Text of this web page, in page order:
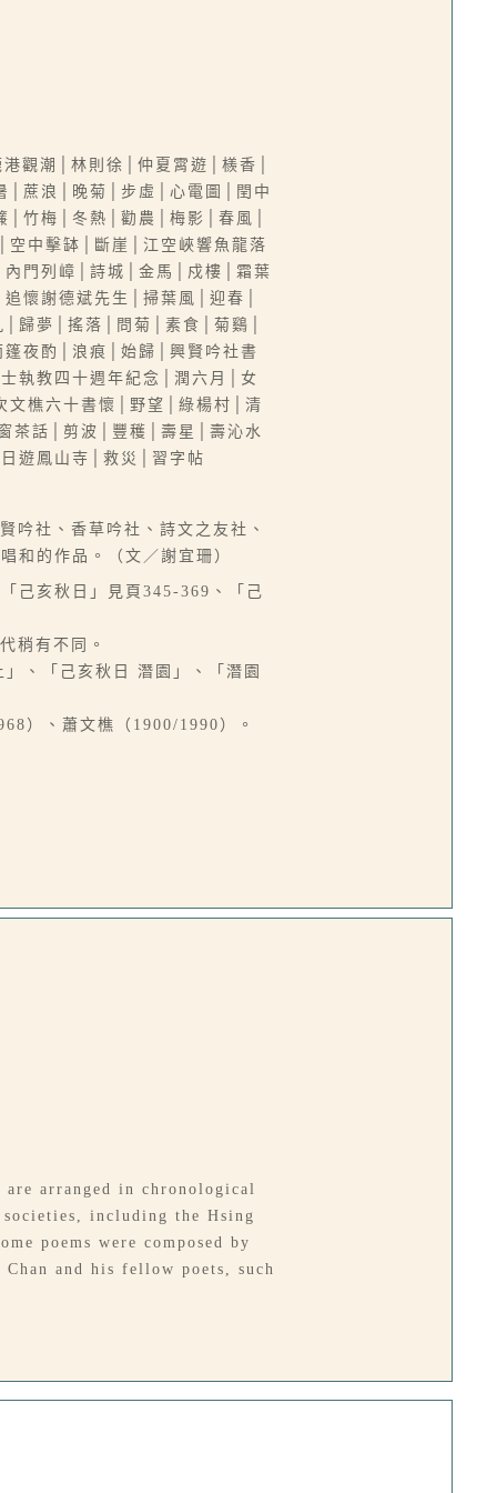
觀潮│林則徐│仲夏霄遊│檨香│
│蔗浪│晚菊│步虛│心電圖│閏中
│竹梅│冬熱│勸農│梅影│春風│
中擊缽│斷崖│江空峽響魚龍落
門列嶂│詩城│金馬│戍樓│霜葉
懷謝德斌先生│掃葉風│迎春│
│歸夢│搖落│問菊│素食│菊鷄│
夜酌│浪痕│始歸│興賢吟社書
執教四十週年紀念│潤六月│女
樵六十書懷│野望│綠楊村│清
茶話│剪波│豐穫│壽星│壽沁水
遊鳳山寺│救災│習字帖
吟社、香草吟社、詩文之友社、
和的作品。（文／謝宜珊）
己亥秋日」見頁345-369、「己
稍有不同。
、「己亥秋日 潛園」、「潛園
）、蕭文樵（1900/1990）。
are arranged in chronological
including the Hsing
poems were composed by
and his fellow poets, such